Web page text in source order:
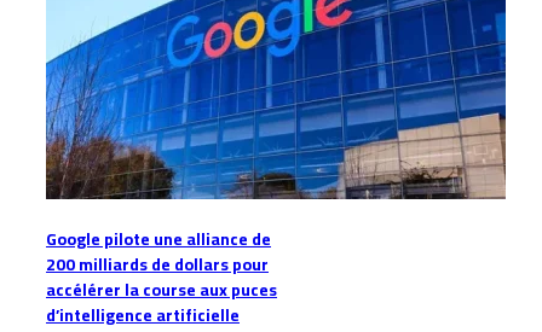
Google pilote une alliance de
200 milliards de dollars pour
accélérer la course aux puces
d’intelligence artificielle